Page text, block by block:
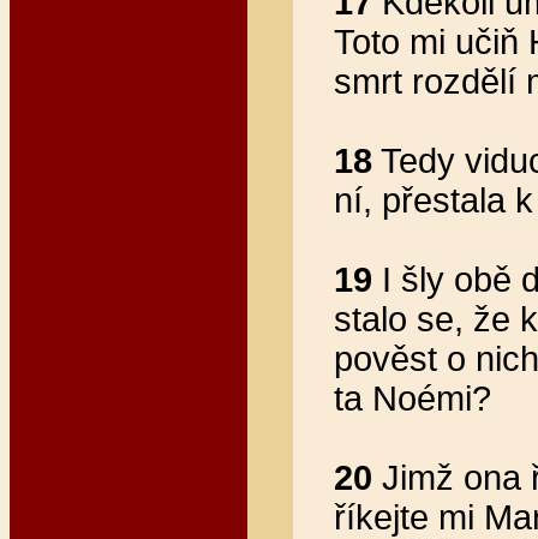
Toto mi učiň
smrt rozdělí
18 Tedy
ní, přestala
19 I šly obě
stalo se, že
pověst o
ta Noémi?
20 Jimž ona
říkejte mi